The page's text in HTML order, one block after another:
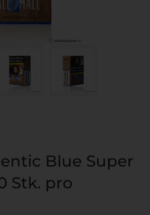
Blue Super
Stk. pro